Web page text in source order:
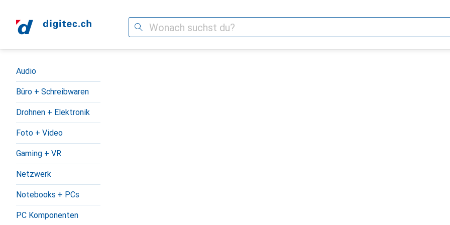
Suche
Navigation nach Kategorien
Audio
Büro + Schreibwaren
Drohnen + Elektronik
Foto + Video
Gaming + VR
Netzwerk
Notebooks + PCs
PC Komponenten